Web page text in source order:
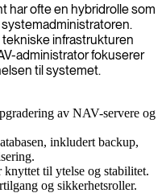
har ofte en hybridrolle som
infrastrukturen
administrator fokuserer
til systemet.
av NAV-servere og
inkludert backup,
til ytelse og stabilitet.
og sikkerhetsroller.